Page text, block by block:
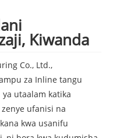
Kiwanda
Co., Ltd.,
za Inline tangu
utaalam katika
ufanisi na
kwa usanifu